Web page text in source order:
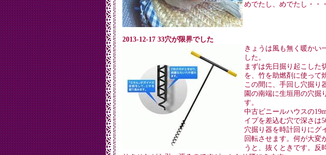
めでたし、めでたし・・・
2013-12-17 33穴が限界でした
きょうは風も無く暖かい
した。
まずは先日掘り起こした
を、竹を助燃剤に使って
この間に、手回し穴掘り
園の南端に生垣用の穴掘
す。
中古ビニールハウスの
イプを差込む穴で深さは
穴掘り器を時計回りにグ
回転させます。何が大変
うと、抜くときです。反